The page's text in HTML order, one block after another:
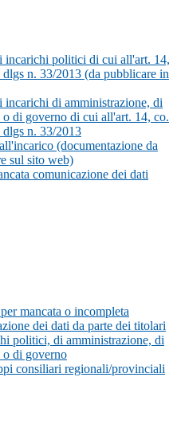
incarichi politici di cui all'art. 14,
n. 33/2013 (da pubblicare in
incarichi di amministrazione, di
o di governo di cui all'art. 14, co.
dlgs n. 33/2013
(documentazione da
sul sito web)
comunicazione dei dati
mancata o incompleta
dei dati da parte dei titolari
politici, di amministrazione, di
o di governo
consiliari regionali/provinciali